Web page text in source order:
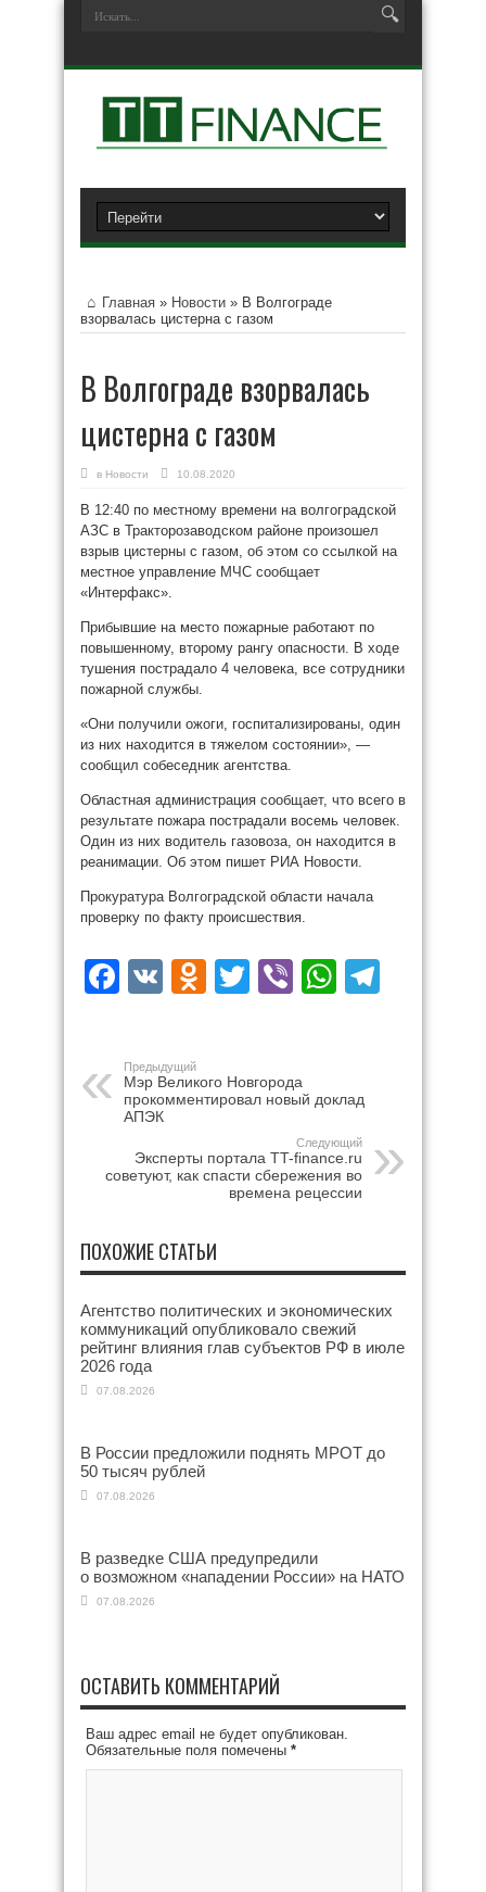
Главная » Новости » В Волгограде
взорвалась цистерна с газом
В Волгограде взорвалась
цистерна с газом
в Новости 10.08.2020
В 12:40 по местному времени на волгоградской
АЗС в Тракторозаводском районе произошел
взрыв цистерны с газом, об этом со ссылкой на
местное управление МЧС сообщает
«Интерфакс».
Прибывшие на место пожарные работают по
повышенному, второму рангу опасности. В ходе
тушения пострадало 4 человека, все сотрудники
пожарной службы.
«Они получили ожоги, госпитализированы, один
из них находится в тяжелом состоянии», —
сообщил собеседник агентства.
Областная администрация сообщает, что всего в
результате пожара пострадали восемь человек.
Один из них водитель газовоза, он находится в
реанимации. Об этом пишет РИА Новости.
Прокуратура Волгоградской области начала
проверку по факту происшествия.
Facebook
VK Odnoklassniki
Twitter
Viber
Предыдущий
Мэр Великого Новгорода
прокомментировал новый доклад
АПЭК
Следующий
Эксперты портала TT-finance.ru
советуют, как спасти сбережения во
времена рецессии
ПОХОЖИЕ СТАТЬИ
Агентство политических и экономических
коммуникаций опубликовало свежий
рейтинг влияния глав субъектов РФ в июле
2026 года
07.08.2026
В России предложили поднять МРОТ до
50 тысяч рублей
07.08.2026
В разведке США предупредили
о возможном «нападении России» на НАТО
07.08.2026
ОСТАВИТЬ КОММЕНТАРИЙ
Ваш адрес email не будет опубликован.
Обязательные поля помечены *